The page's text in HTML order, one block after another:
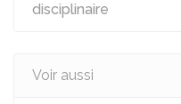
disciplinaire
Voir aussi